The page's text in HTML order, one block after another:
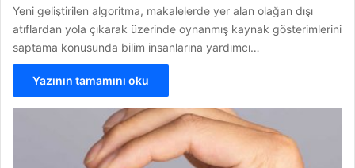
Yeni geliştirilen algoritma, makalelerde yer alan olağan dışı
atıflardan yola çıkarak üzerinde oynanmış kaynak gösterimlerini
saptama konusunda bilim insanlarına yardımcı…
Yazının tamamını oku